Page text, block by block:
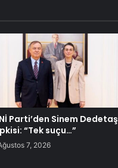
Parti’den Sinem Dedetaş
“Tek suçu…”
7, 2026